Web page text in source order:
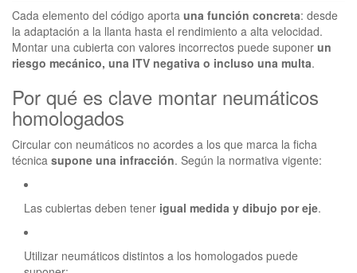
Cada elemento del código aporta una función concreta: desde
la adaptación a la llanta hasta el rendimiento a alta velocidad.
Montar una cubierta con valores incorrectos puede suponer un
riesgo mecánico, una ITV negativa o incluso una multa.
Por qué es clave montar neumáticos
homologados
Circular con neumáticos no acordes a los que marca la ficha
técnica supone una infracción. Según la normativa vigente:
Las cubiertas deben tener igual medida y dibujo por eje.
Utilizar neumáticos distintos a los homologados puede